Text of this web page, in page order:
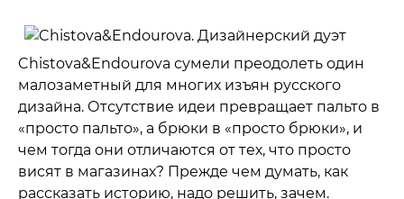
Chistova&Endourova сумели преодолеть один
малозаметный для многих изъян русского
дизайна. Отсутствие идеи превращает пальто в
«просто пальто», а брюки в «просто брюки», и
чем тогда они отличаются от тех, что просто
висят в магазинах? Прежде чем думать, как
рассказать историю, надо решить, зачем.